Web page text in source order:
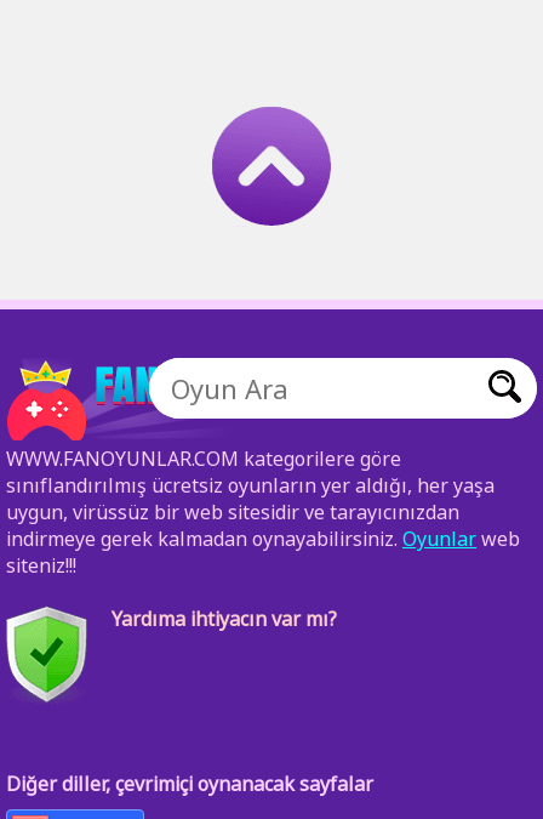
WWW.FANOYUNLAR.COM kategorilere göre
sınıflandırılmış ücretsiz oyunların yer aldığı, her yaşa
uygun, virüssüz bir web sitesidir ve tarayıcınızdan
indirmeye gerek kalmadan oynayabilirsiniz. Oyunlarweb
siteniz!!!
Yardıma ihtiyacın var mı?
Diğer diller, çevrimiçi oynanacak sayfalar